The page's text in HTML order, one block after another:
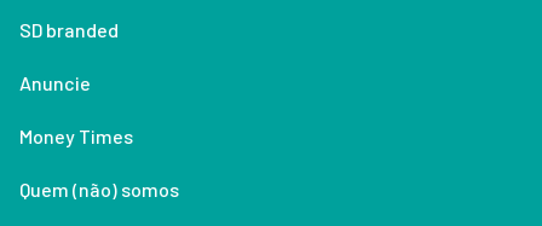
SD branded
Anuncie
Money Times
Quem (não) somos